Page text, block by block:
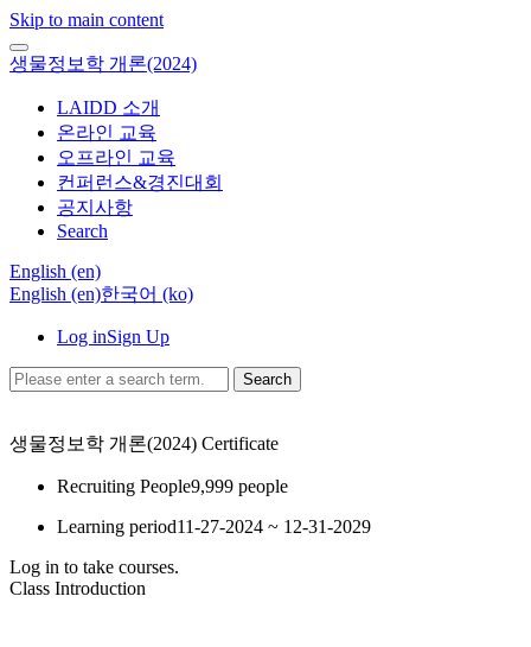
Skip to main content
생물정보학 개론(2024)
LAIDD 소개
온라인 교육
오프라인 교육
컨퍼런스&경진대회
공지사항
Search
English ‎(en)‎
English ‎(en)‎한국어 ‎(ko)‎
Log inSign Up
Search
생물정보학 개론(2024) Certificate
Recruiting People9,999 people
Learning period11-27-2024 ~ 12-31-2029
Log in to take courses.
Class Introduction